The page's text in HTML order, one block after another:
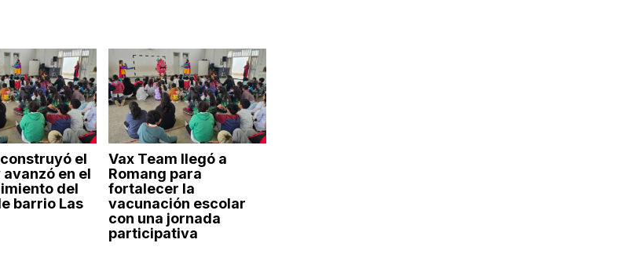
el
en el
del
barrio Las
Vax Team llegó a
Romang para
fortalecer la
vacunación escolar
con una jornada
participativa